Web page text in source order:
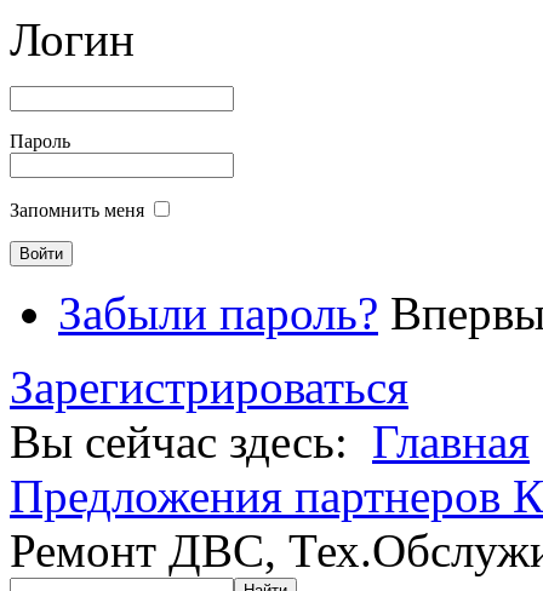
Логин
Пароль
Запомнить меня
Забыли пароль?
Зарегистрироваться
Вы сейчас здесь: Главная
Предложения партнеров
Ремонт ДВС,